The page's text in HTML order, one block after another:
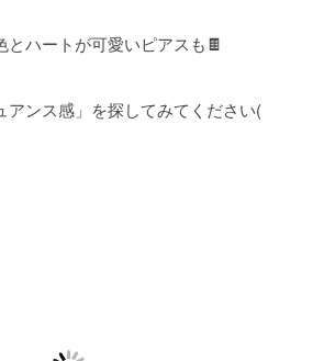
とハートが可愛いピアスも🍫
アンス感」を探してみてください(